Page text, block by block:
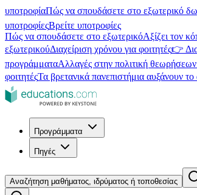
υποτροφίαΠώς να σπουδάσετε στο εξωτερικό
υποτροφίεςΒρείτε υποτροφίες
Πώς να σπουδάσετε στο εξωτερικόΑξίζει τον
εξωτερικούΔιαχείριση χρόνου για φοιτητές👉
προγράμματαΑλλαγές στην πολιτική
φοιτητέςΤα βρετανικά πανεπιστήμια αυξάνουν
Προγράμματα
Πηγές
Αναζήτηση μαθήματος, ιδρύματος ή τοποθεσίας